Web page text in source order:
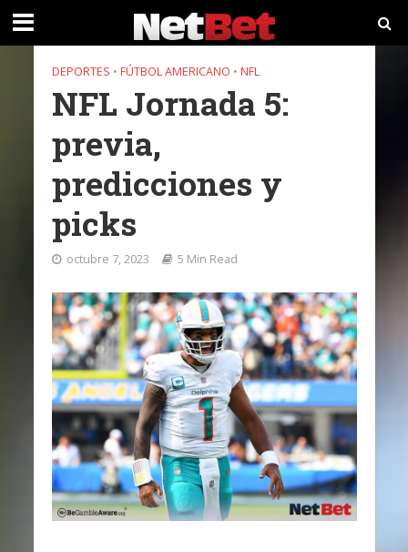
DEPORTES • FÚTBOL AMERICANO • NFL
NFL Jornada 5:
previa,
predicciones y
picks
octubre 7, 2023 5 Min Read